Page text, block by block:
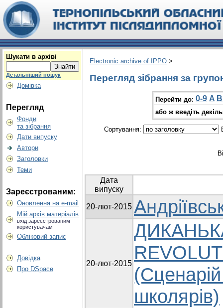
Шукати в архіві
Детальніший пошук
Домівка
Перегляд
Фонди
та зібрання
Дати випуску
Автори
Заголовки
Теми
Зареєстрованим:
Оновлення на e-mail
Мій архів матеріалів
вхід зареєстрованим
користувачам
Обліковий запис
Довідка
Про DSpace
Electronic archive of IPPO >
Перегляд зібрання за
Перейти до: 0-9 A B
або ж введіть
Сортування:
Дата
випуску
20-лют-2015
20-лют-2015
школярів)